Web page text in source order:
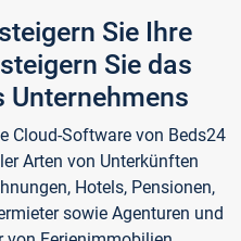
Sie Ihre
Sie das
Unternehmens
Cloud-Software von Beds24
Arten von Unterkünften
Hotels, Pensionen,
sowie Agenturen und